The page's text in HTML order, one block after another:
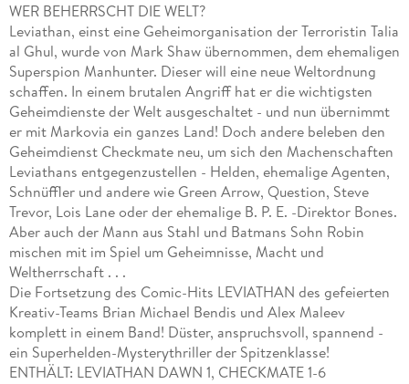
WER BEHERRSCHT DIE WELT?
Leviathan, einst eine Geheimorganisation der Terroristin Talia
al Ghul, wurde von Mark Shaw übernommen, dem ehemaligen
Superspion Manhunter. Dieser will eine neue Weltordnung
schaffen. In einem brutalen Angriff hat er die wichtigsten
Geheimdienste der Welt ausgeschaltet - und nun übernimmt
er mit Markovia ein ganzes Land! Doch andere beleben den
Geheimdienst Checkmate neu, um sich den Machenschaften
Leviathans entgegenzustellen - Helden, ehemalige Agenten,
Schnüffler und andere wie Green Arrow, Question, Steve
Trevor, Lois Lane oder der ehemalige B. P. E. -Direktor Bones.
Aber auch der Mann aus Stahl und Batmans Sohn Robin
mischen mit im Spiel um Geheimnisse, Macht und
Weltherrschaft . . .
Die Fortsetzung des Comic-Hits LEVIATHAN des gefeierten
Kreativ-Teams Brian Michael Bendis und Alex Maleev
komplett in einem Band! Düster, anspruchsvoll, spannend -
ein Superhelden-Mysterythriller der Spitzenklasse!
ENTHÄLT: LEVIATHAN DAWN 1, CHECKMATE 1-6